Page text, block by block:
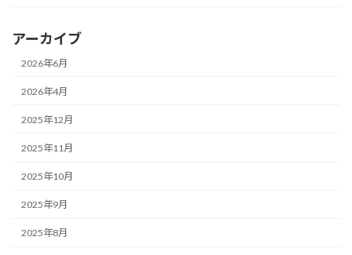
アーカイブ
2026年6月
2026年4月
2025年12月
2025年11月
2025年10月
2025年9月
2025年8月